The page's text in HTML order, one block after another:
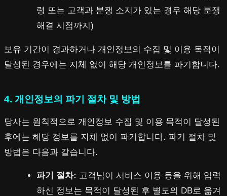
령 또는 고객과 분쟁 소지가 있는 경우 해당 분쟁
해결 시점까지)
보유 기간이 경과하거나 개인정보의 수집 및 이용 목적이
달성된 경우에는 지체 없이 해당 개인정보를 파기합니다.
4. 개인정보의 파기 절차 및 방법
당사는 원칙적으로 개인정보 수집 및 이용 목적이 달성된
후에는 해당 정보를 지체 없이 파기합니다. 파기 절차 및
방법은 다음과 같습니다.
파기 절차: 고객님이 서비스 이용 등을 위해 입력
하신 정보는 목적이 달성된 후 별도의 DB로 옮겨